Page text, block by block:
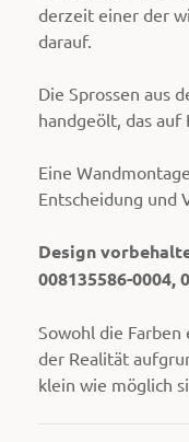
derzeit einer der
darauf.
Die Sprossen aus
handgeölt, das auf
Eine
Entscheidung und
Design
008135586-0004,
Sowohl die
der Realität
klein wie möglich